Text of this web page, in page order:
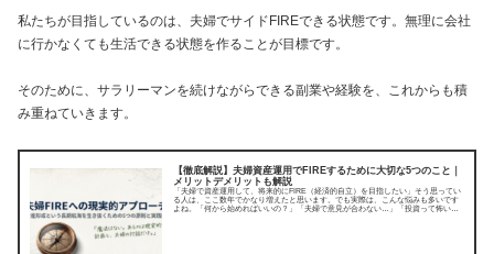
私たちが目指しているのは、夫婦でサイドFIREできる状態です。無理に会社
に行かなくても生活できる状態を作ることが目標です。
そのために、サラリーマンを続けながらできる副業や経験を、これからも積
み重ねていきます。
【徹底解説】夫婦資産運用でFIREするために大切な5つのこと｜
メリットデメリットも解説
「夫婦で資産運用して、将来的にFIRE（経済的自立）を目指したい」そう思ってい
る人は、ここ数年でかなり増えたと思います。でも実際は、こんな悩みも多いです
よね。「何から始めればいいの？」「夫婦で意見が合わない…」「投資って怖い」